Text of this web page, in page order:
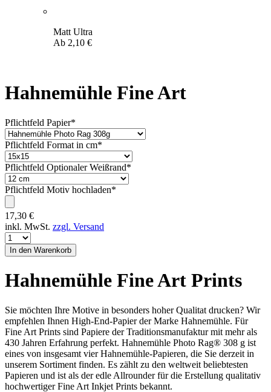
Matt Ultra
Ab 2,10 €
Hahnemühle Fine Art
Pflichtfeld Papier*
Pflichtfeld Format in cm*
Pflichtfeld Optionaler Weißrand*
Pflichtfeld Motiv hochladen*
17,30 €
inkl. MwSt. zzgl. Versand
Hahnemühle Fine Art Prints
Sie möchten Ihre Motive in besonders hoher Qualitat drucken? Wir
empfehlen Ihnen High-End-Papier der Marke Hahnemühle. Für
Fine Art Prints sind Papiere der Traditionsmanufaktur mit mehr als
430 Jahren Erfahrung perfekt. Hahnemühle Photo Rag® 308 g ist
eines von insgesamt vier Hahnemühle-Papieren, die Sie derzeit in
unserem Sortiment finden. Es zählt zu den weltweit beliebtesten
Papieren und ist als der edle Allrounder für die Erstellung qualitativ
hochwertiger Fine Art Inkjet Prints bekannt.